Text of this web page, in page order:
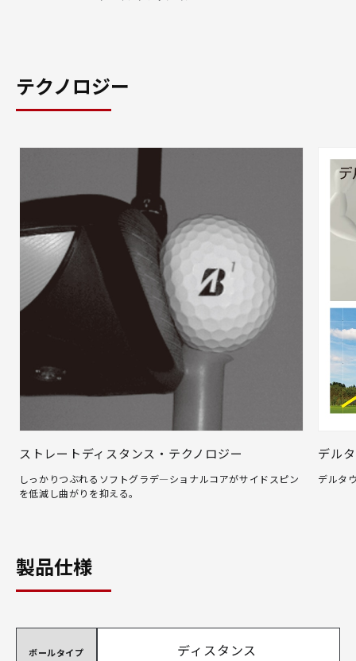
テクノロジー
ストレートディスタンス・テクノロジー
しっかりつぶれるソフトグラデ―ショナルコアがサイドスピン
を低減し曲がりを抑える。
デル
デルタ
製品仕様
ボールタイプ ディスタンス